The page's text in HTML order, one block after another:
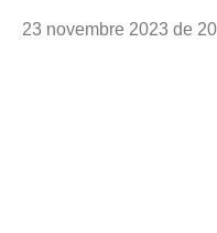
23 novembre 2023 de